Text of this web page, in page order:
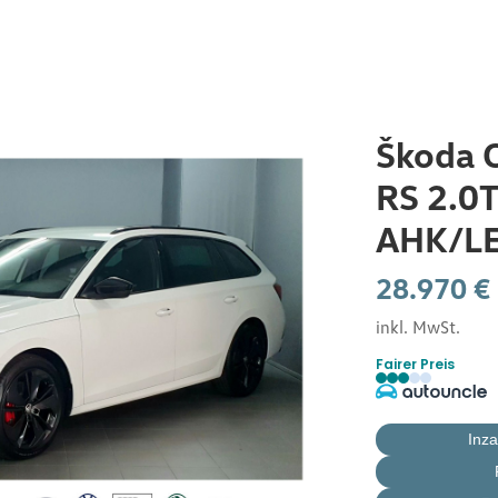
E-Mobilität by Burger
Jobcar
Neuwagen
Škoda
RS
AHK/
28.970 €
inkl. MwSt.
Fairer Preis